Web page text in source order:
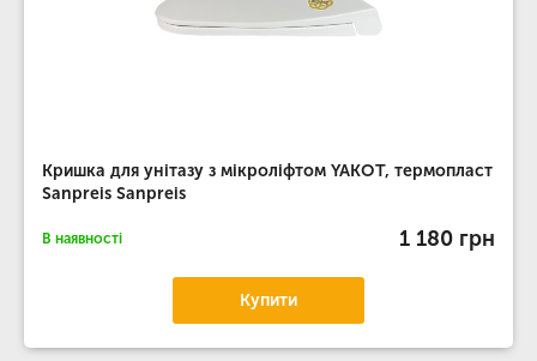
Кришка для унітазу з мікроліфтом YAKOT, термопласт
Sanpreis Sanpreis
В наявності 1 180 грн
Купити